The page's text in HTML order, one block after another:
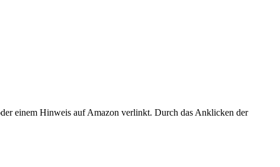
einem Hinweis auf Amazon verlinkt. Durch das Anklicken der